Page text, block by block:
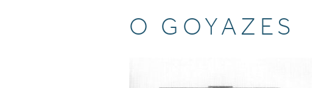
O GOYAZES